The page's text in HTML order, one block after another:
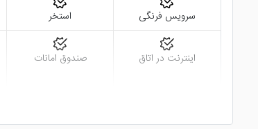
از رقیبان جدی و سرسخت این هتل استانبول
استانبول هم یک هتل 5 ستاره و لوکس است که اقامتی ایده آل را به گردشگران تور استانبول هدیه می دهد.
سرویس فرنگی استخر
اینترنت در اتاق صندوق امانات